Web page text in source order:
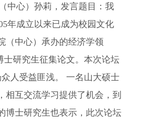
中心）孙莉，发言题目：我
年成立以来已成为校园文化
（中心）承办的经济学领
士研究生征集论文。本次论坛
人受益匪浅。 一名山大硕士
互交流学习提供了机会，到
博士研究生也表示，此次论坛